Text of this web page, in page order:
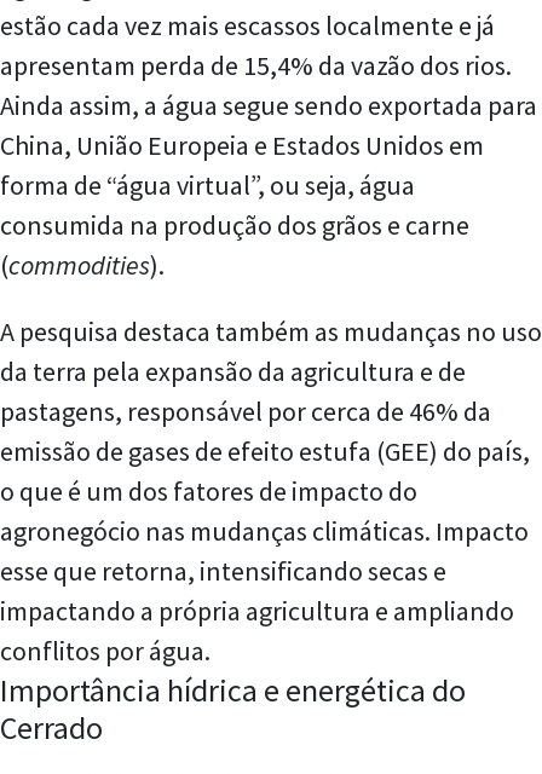
estão cada vez mais escassos localmente e já
apresentam perda de 15,4% da vazão dos rios.
Ainda assim, a água segue sendo exportada para
China, União Europeia e Estados Unidos em
forma de “água virtual”, ou seja, água
consumida na produção dos grãos e carne
(commodities).
A pesquisa destaca também as mudanças no uso
da terra pela expansão da agricultura e de
pastagens, responsável por cerca de 46% da
emissão de gases de efeito estufa (GEE) do país,
o que é um dos fatores de impacto do
agronegócio nas mudanças climáticas. Impacto
esse que retorna, intensificando secas e
impactando a própria agricultura e ampliando
conflitos por água.
Importância hídrica e energética do
Cerrado